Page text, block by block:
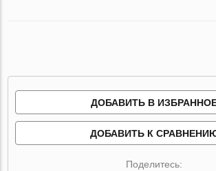
ДОБАВИТЬ В
ДОБАВИТЬ К
Поделитесь: